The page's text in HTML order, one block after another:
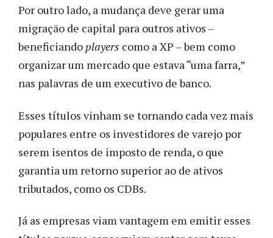
Por outro lado, a mudança deve gerar uma
migração de capital para outros ativos –
beneficiando players como a XP – bem como
organizar um mercado que estava “uma farra,”
nas palavras de um executivo de banco.
Esses títulos vinham se tornando cada vez mais
populares entre os investidores de varejo por
serem isentos de imposto de renda, o que
garantia um retorno superior ao de ativos
tributados, como os CDBs.
Já as empresas viam vantagem em emitir esses